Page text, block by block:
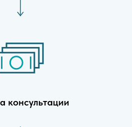
консультации